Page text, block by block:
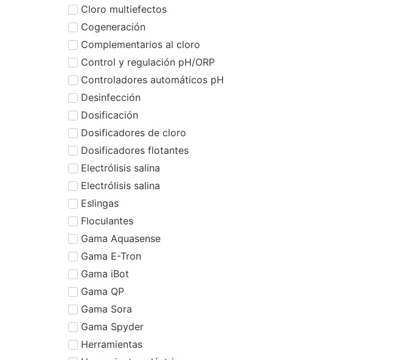
Cloro multiefectos
Cogeneración
Complementarios al cloro
Control y regulación pH/ORP
Controladores automáticos pH
Desinfección
Dosificación
Dosificadores de cloro
Dosificadores flotantes
Electrólisis salina
Electrólisis salina
Eslingas
Floculantes
Gama Aquasense
Gama E-Tron
Gama iBot
Gama QP
Gama Sora
Gama Spyder
Herramientas